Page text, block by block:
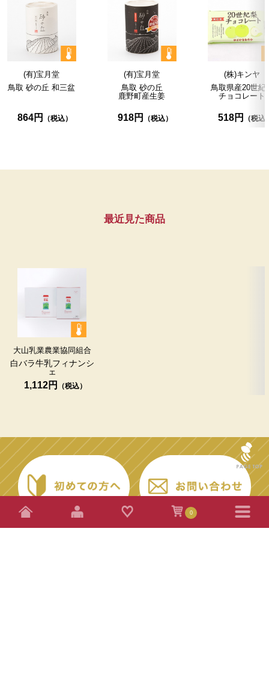
0
(有)宝月堂
鳥取 砂の丘 和三盆
864円
(有)宝月堂
鳥取 砂の丘
鹿野町産生姜
918円
(株)キンヤ
鳥取県産20世紀
チョコレート
518円
最近見た商品
大山乳業農業協同組合
白バラ牛乳フィナンシ
ェ
1,112円